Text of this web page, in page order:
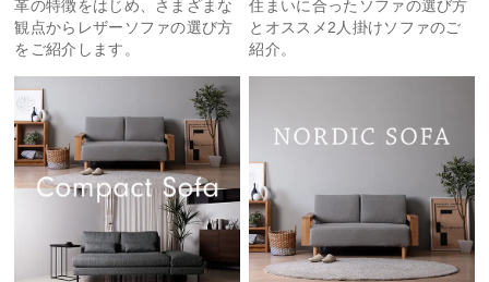
革の特徴をはじめ、さまざまな
観点からレザーソファの選び方
をご紹介します。
住まいに合ったソファの選び方
とオススメ2人掛けソファのご
紹介。